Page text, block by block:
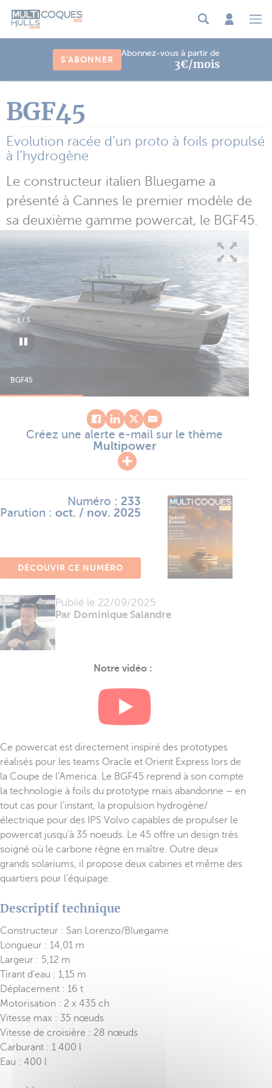
S'ABONNER
Abonnez-vous à partir de
3€/mois
BGF45
Evolution racée d’un proto à foils propulsé
à l’hydrogène
Le constructeur italien Bluegame a
présenté à Cannes le premier modèle de
sa deuxième gamme powercat, le BGF45.
BGF45
1/ 3
Créez une alerte e-mail sur le thème
Multipower
Publié le 22/09/2025
Par Dominique Salandre
Numéro : 233
Parution : oct. / nov. 2025
DÉCOUVIR CE NUMÉRO
Notre vidéo :
Ce powercat est directement inspiré des prototypes
réalisés pour les teams Oracle et Orient Express lors de
la Coupe de l’America. Le BGF45 reprend à son compte
la technologie à foils du prototype mais abandonne – en
tout cas pour l’instant, la propulsion hydrogène/
électrique pour des IPS Volvo capables de propulser le
powercat jusqu’à 35 noeuds. Le 45 offre un design très
soigné où le carbone règne en maître. Outre deux
grands solariums, il propose deux cabines et même des
quartiers pour l’équipage.
Descriptif technique
Constructeur : San Lorenzo/Bluegame
Longueur : 14,01 m
Largeur : 5,12 m
Tirant d’eau : 1,15 m
Déplacement : 16 t
Motorisation : 2 x 435 ch
Vitesse max : 35 nœuds
Vitesse de croisière : 28 nœuds
Carburant : 1 400 l
Eau : 400 l